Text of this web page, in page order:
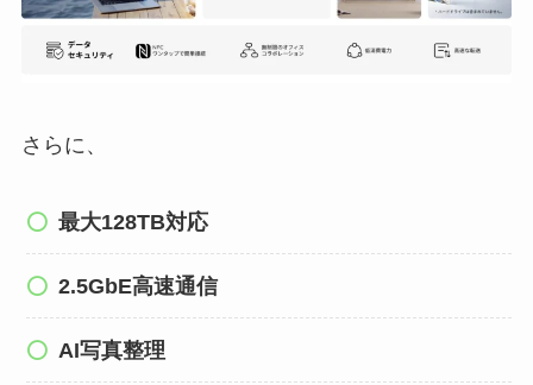
さらに、
最大128TB対応
2.5GbE高速通信
AI写真整理